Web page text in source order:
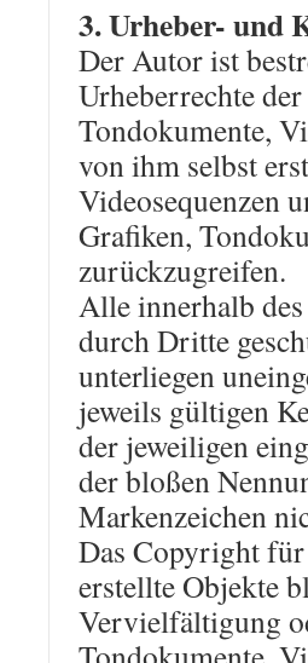
3. Urheber- und
Der Autor ist
Urheberrechte
Tondokumente,
von ihm selbst
Videosequenzen
Grafiken,
zurückzugreifen.
Alle innerhalb
durch Dritte
unterliegen
jeweils gültigen
der jeweiligen
der bloßen
Markenzeichen
Das Copyright
erstellte Objekte
Vervielfältigung